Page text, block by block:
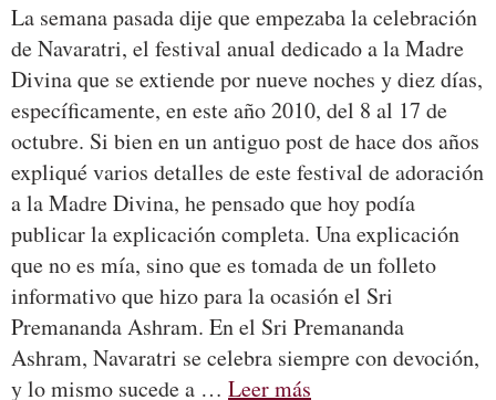
La semana pasada dije que empezaba la celebración
de Navaratri, el festival anual dedicado a la Madre
Divina que se extiende por nueve noches y diez días,
específicamente, en este año 2010, del 8 al 17 de
octubre. Si bien en un antiguo post de hace dos años
expliqué varios detalles de este festival de adoración
a la Madre Divina, he pensado que hoy podía
publicar la explicación completa. Una explicación
que no es mía, sino que es tomada de un folleto
informativo que hizo para la ocasión el Sri
Premananda Ashram. En el Sri Premananda
Ashram, Navaratri se celebra siempre con devoción,
y lo mismo sucede a … Leer más